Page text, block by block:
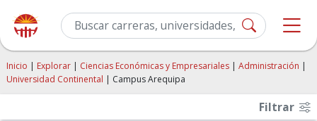
Inicio | Explorar | Ciencias Económicas y Empresariales | Administración |
Universidad Continental | Campus Arequipa
Filtrar